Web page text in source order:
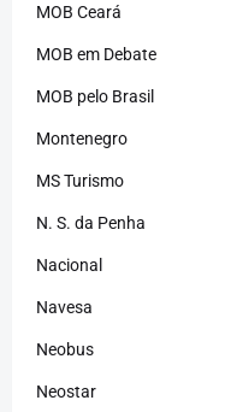
MOB Ceará
MOB em Debate
MOB pelo Brasil
Montenegro
MS Turismo
N. S. da Penha
Nacional
Navesa
Neobus
Neostar